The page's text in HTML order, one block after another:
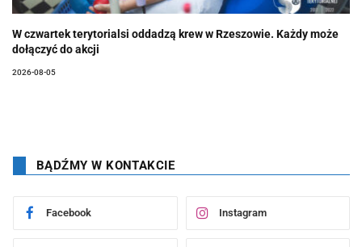
W czwartek terytorialsi oddadzą krew w Rzeszowie. Każdy może
dołączyć do akcji
2026-08-05
BĄDŹMY W KONTAKCIE
Facebook Instagram